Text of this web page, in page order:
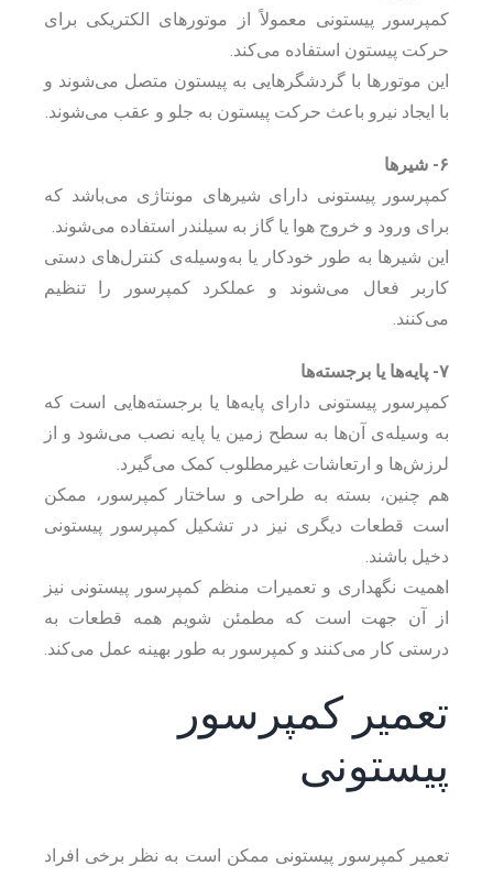
کمپرسور پیستونی معمولاً از موتورهای الکتریکی برای
حرکت پیستون استفاده می‌کند.
این موتورها با گردشگرهایی به پیستون متصل می‌شوند و
با ایجاد نیرو باعث حرکت پیستون به جلو و عقب می‌شوند.
۶- شیرها
کمپرسور پیستونی دارای شیرهای مونتاژی می‌باشد که
برای ورود و خروج هوا یا گاز به سیلندر استفاده می‌شوند.
این شیرها به طور خودکار یا به‌وسیله‌ی کنترل‌های دستی
کاربر فعال می‌شوند و عملکرد کمپرسور را تنظیم
می‌کنند.
۷- پایه‌ها یا برجسته‌ها
کمپرسور پیستونی دارای پایه‌ها یا برجسته‌هایی است که
به وسیله‌ی آن‌ها به سطح زمین یا پایه نصب می‌شود و از
لرزش‌ها و ارتعاشات غیرمطلوب کمک می‌گیرد.
هم چنین، بسته به طراحی و ساختار کمپرسور، ممکن
است قطعات دیگری نیز در تشکیل کمپرسور پیستونی
دخیل باشند.
اهمیت نگهداری و تعمیرات منظم کمپرسور پیستونی نیز
از آن جهت است که مطمئن شویم همه قطعات به
درستی کار می‌کنند و کمپرسور به طور بهینه عمل می‌کند.
تعمیر کمپرسور
پیستونی
تعمیر کمپرسور پیستونی ممکن است به نظر برخی افراد